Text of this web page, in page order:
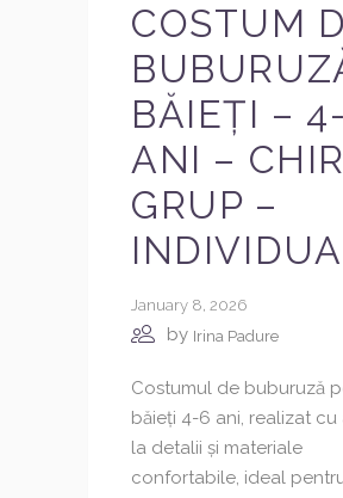
COSTUM
BĂIEȚI –
ANI –
GRUP –
January 8, 2026
by Irina Padure
Costumul de buburuză
băieți 4-6 ani, realizat cu
la detalii și materiale
confortabile, ideal